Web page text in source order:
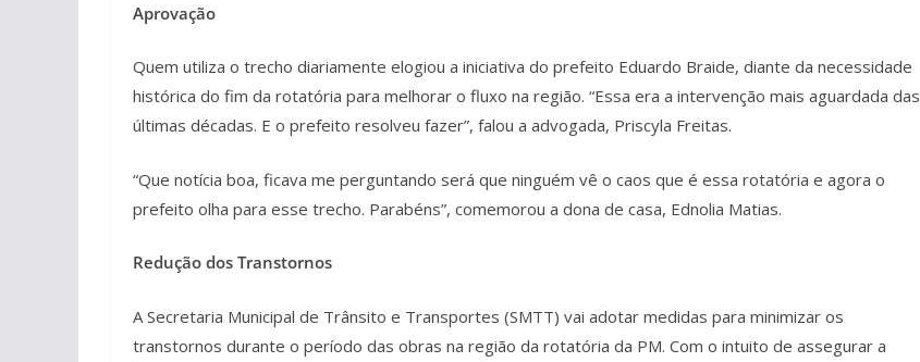
Aprovação
Quem utiliza o trecho diariamente elogiou a iniciativa do prefeito Eduardo Braide, diante da necessidade
histórica do fim da rotatória para melhorar o fluxo na região. “Essa era a intervenção mais aguardada das
últimas décadas. E o prefeito resolveu fazer”, falou a advogada, Priscyla Freitas.
“Que notícia boa, ficava me perguntando será que ninguém vê o caos que é essa rotatória e agora o
prefeito olha para esse trecho. Parabéns”, comemorou a dona de casa, Ednolia Matias.
Redução dos Transtornos
A Secretaria Municipal de Trânsito e Transportes (SMTT) vai adotar medidas para minimizar os
transtornos durante o período das obras na região da rotatória da PM. Com o intuito de assegurar a